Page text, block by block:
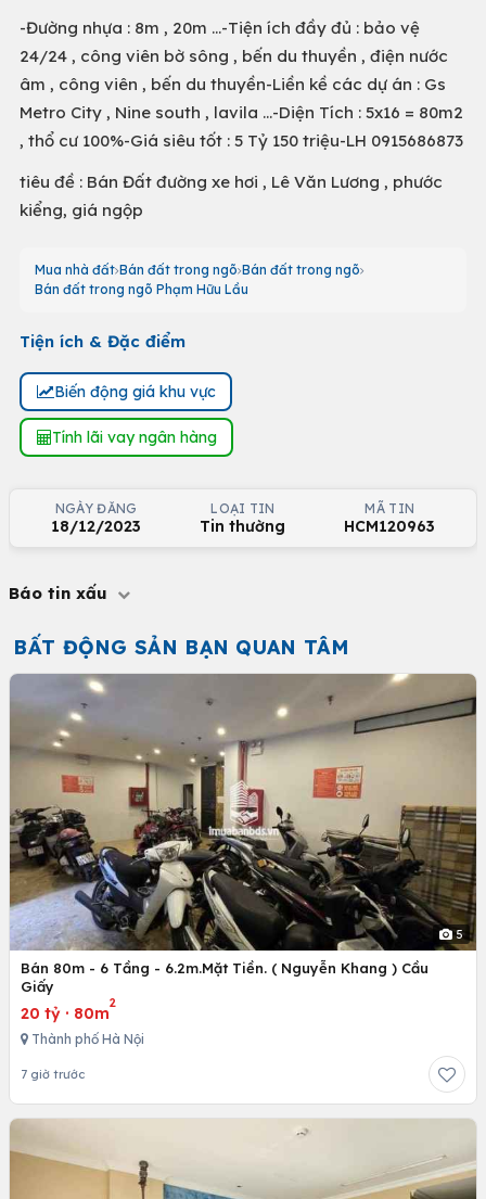
-Đường nhựa : 8m , 20m ...-Tiện ích đầy đủ : bảo vệ
24/24 , công viên bờ sông , bến du thuyền , điện nước
âm , công viên , bến du thuyền-Liền kề các dự án : Gs
Metro City , Nine south , lavila ...-Diện Tích : 5x16 = 80m2
, thổ cư 100%-Giá siêu tốt : 5 Tỷ 150 triệu-LH 0915686873
tiêu đề : Bán Đất đường xe hơi , Lê Văn Lương , phước
kiểng, giá ngộp
Mua nhà đất Bán đất trong ngõ Bán đất trong ngõ
Bán đất trong ngõ Phạm Hữu Lầu
Tiện ích & Đặc điểm
Biến động giá khu vực
Tính lãi vay ngân hàng
NGÀY ĐĂNG
18/12/2023
LOẠI TIN
Tin thường
MÃ TIN
HCM120963
Báo tin xấu
BẤT ĐỘNG SẢN BẠN QUAN TÂM
5
Bán 80m - 6 Tầng - 6.2m.Mặt Tiền. ( Nguyễn Khang ) Cầu
Giấy
20 tỷ · 80m
2
Thành phố Hà Nội
7 giờ trước